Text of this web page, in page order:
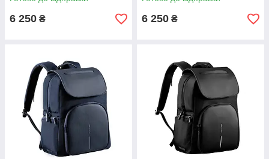
порізів, сірий
6 250 ₴
від порізів та крадіжок,
6 250 ₴